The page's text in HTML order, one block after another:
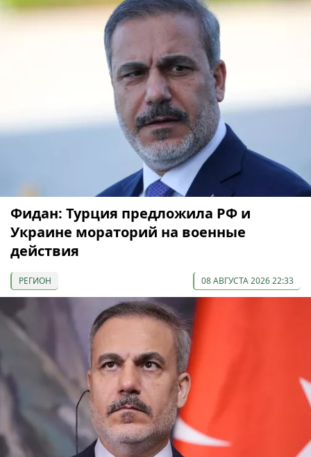
Фидан: Турция предложила РФ и
Украине мораторий на военные
действия
РЕГИОН 08 АВГУСТА 2026 22:33